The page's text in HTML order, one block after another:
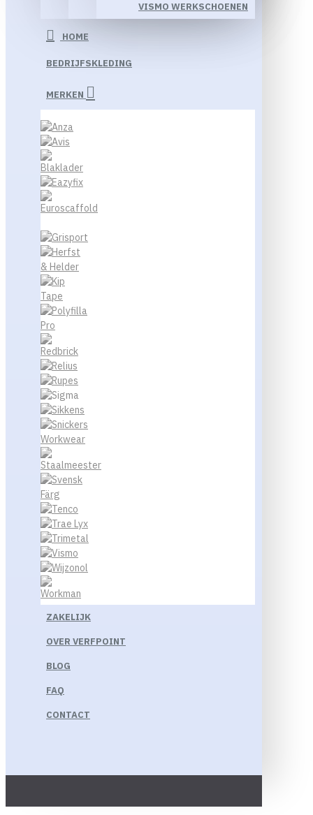
VISMO WERKSCHOENEN
HOME
BEDRIJFSKLEDING
MERKEN
ZAKELIJK
OVER VERFPOINT
BLOG
FAQ
CONTACT